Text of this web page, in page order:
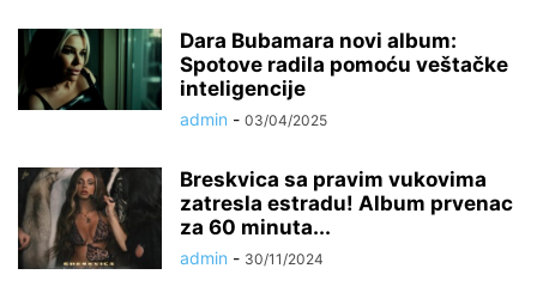
Dara Bubamara novi album:
Spotove radila pomoću veštačke
inteligencije
admin - 03/04/2025
Breskvica sa pravim vukovima
zatresla estradu! Album prvenac
za 60 minuta...
admin - 30/11/2024